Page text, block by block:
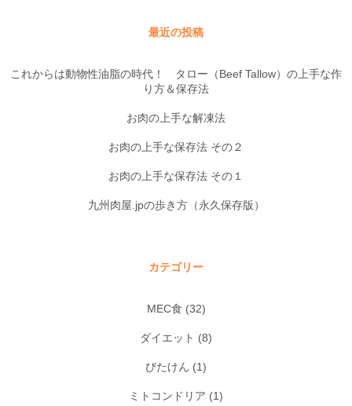
最近の投稿
これからは動物性油脂の時代！ タロー（Beef Tallow）の上手な作
り方＆保存法
お肉の上手な解凍法
お肉の上手な保存法 その２
お肉の上手な保存法 その１
九州肉屋.jpの歩き方（永久保存版）
カテゴリー
MEC食 (32)
ダイエット (8)
びたけん (1)
ミトコンドリア (1)